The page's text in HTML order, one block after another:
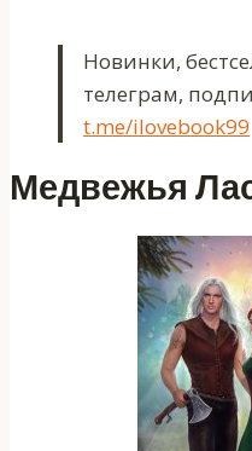
Новинки,
телеграм,
t.me/ilovebook99
Медвежья